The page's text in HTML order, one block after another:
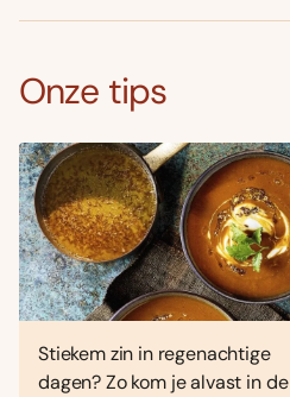
Onze tips
Stiekem zin in regenachtige
dagen? Zo kom je alvast in de